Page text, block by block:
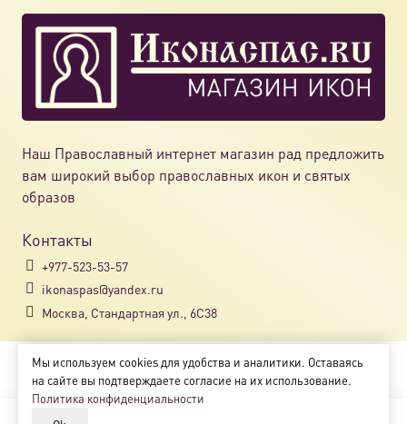
Наш Православный интернет магазин рад предложить
вам широкий выбор православных икон и святых
образов
Контакты
+977-523-53-57
ikonaspas@yandex.ru
Москва, Стандартная ул., 6С38
Copyright © 2018-2025
Магазин православных икон «ikonaspas.ru»
Мы используем cookies для удобства и аналитики. Оставаясь
на сайте вы подтверждаете согласие на их использование.
Политика конфиденциальности